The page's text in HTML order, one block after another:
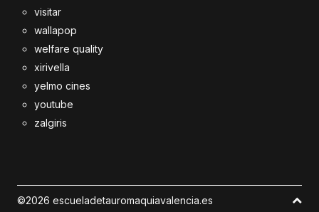
visitar
wallapop
welfare quality
xirivella
yelmo cines
youtube
zalgiris
©2026 escueladetauromaquiavalencia.es